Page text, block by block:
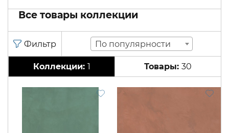
Все товары коллекции
По популярности
1 30